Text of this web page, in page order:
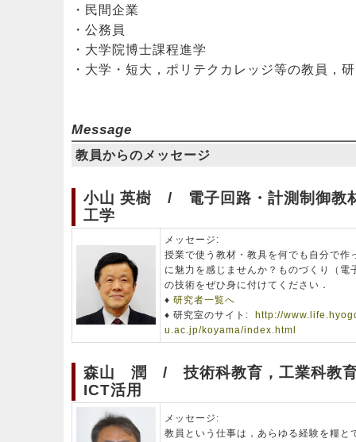
・民間企業
・公務員
・大学院博士課程進学
・大学・短大，ポリテクカレッジ等の教員，
Message
教員からのメッセージ
小山 英樹 / 電子回路・計測制御教
工学
メッセージ:
授業で使う教材・教具を何でも自分で作
に魅力を感じませんか？ものづくり（電
の技術をぜひ身に付けてください．
♦ 研究者一覧へ
♦ 研究室のサイト: http://
u.ac.jp/koyama/index.html
森山 潤 / 技術科教育，工業科教育
ICT活用
メッセージ:
教員という仕事は，あらゆる経験を糧と